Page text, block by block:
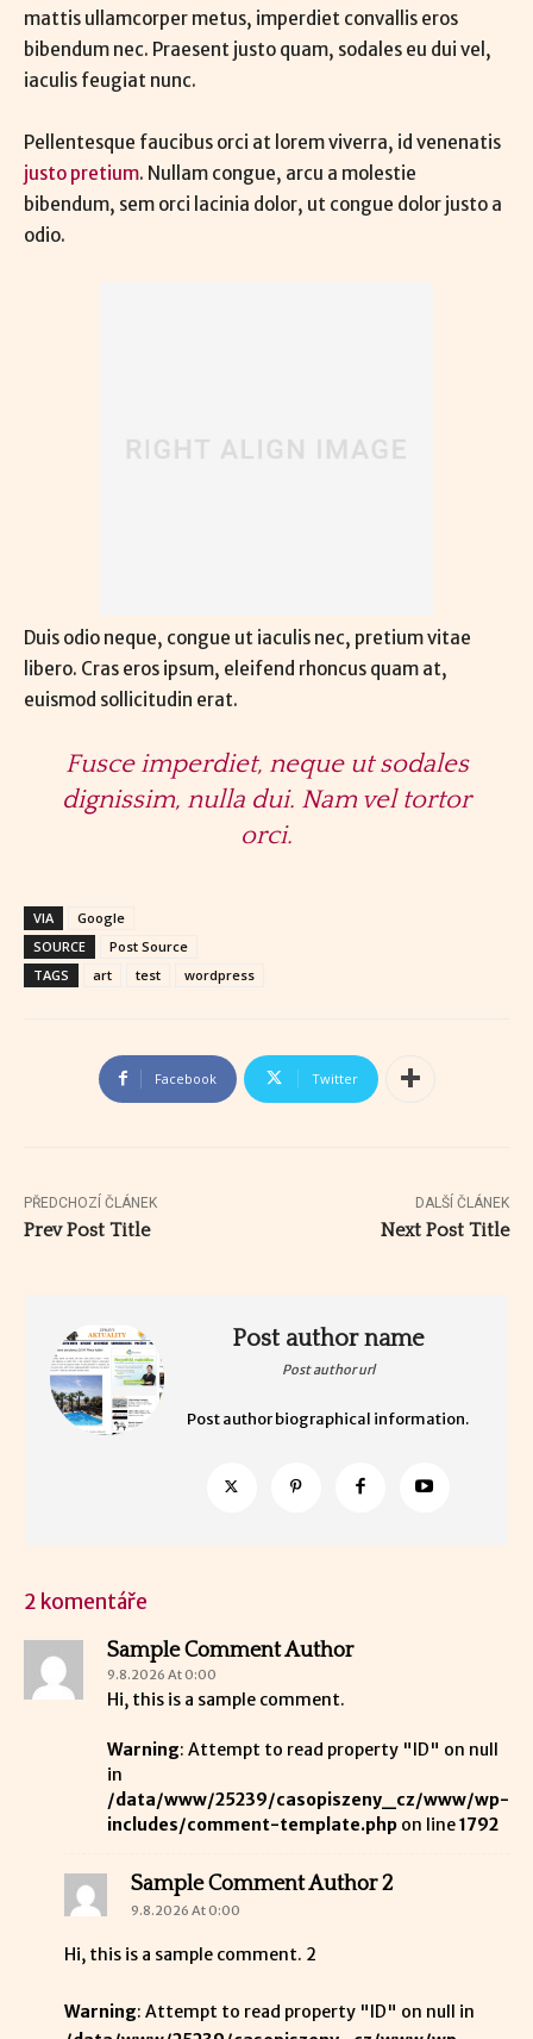
mattis ullamcorper metus, imperdiet convallis eros
bibendum nec. Praesent justo quam, sodales eu dui vel,
iaculis feugiat nunc.
Pellentesque faucibus orci at lorem viverra, id venenatis
justo pretium. Nullam congue, arcu a molestie
bibendum, sem orci lacinia dolor, ut congue dolor justo a
odio.
Duis odio neque, congue ut iaculis nec, pretium vitae
libero. Cras eros ipsum, eleifend rhoncus quam at,
euismod sollicitudin erat.
Fusce imperdiet, neque ut sodales
dignissim, nulla dui. Nam vel tortor
orci.
VIA
Google
SOURCE
Post Source
TAGS
art test wordpress
Facebook Twitter
PŘEDCHOZÍ ČLÁNEK
Prev Post Title
DALŠÍ ČLÁNEK
Next Post Title
Post author name
Post author url
Post author biographical information.
2 komentáře
Sample Comment Author
9.8.2026 At 0:00
Hi, this is a sample comment.
Warning: Attempt to read property "ID" on null
in
/data/www/25239/casopiszeny_cz/www/wp-
includes/comment-template.php on line1792
Sample Comment Author 2
9.8.2026 At 0:00
Hi, this is a sample comment. 2
Warning: Attempt to read property "ID" on null in